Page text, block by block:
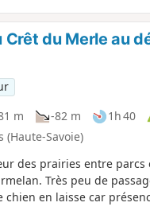
Crêt du Merle au
m -82 m 1h 40
(Haute-Savoie)
des prairies entre parcs
Très peu de
chien en laisse car